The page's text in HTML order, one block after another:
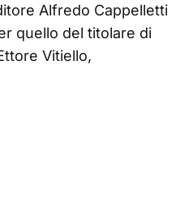
Alfredo Cappelletti
quello del titolare di
Vitiello,